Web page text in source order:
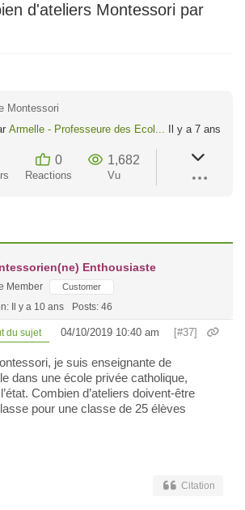
d'ateliers Montessori par
Montessori
Armelle - Professeure des Ecol... Il y a 7 ans
0
Reactions
1,682
Vu
Enthousiaste
Member Customer
Il y a 10 ans Posts: 46
du sujet 04/10/2019 10:40 am [#37]
je suis enseignante de
dans une école privée catholique,
Combien d’ateliers doivent-être
pour une classe de 25 élèves
Citation